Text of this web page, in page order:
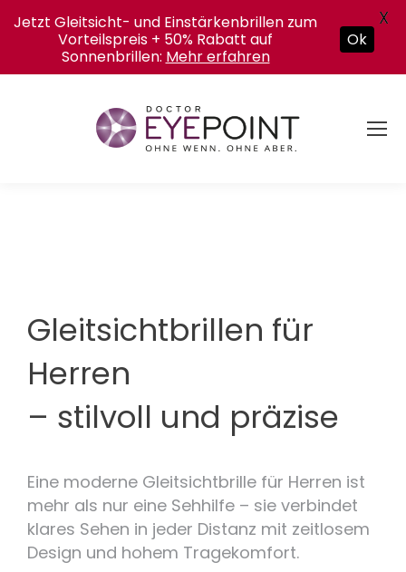
Gleitsichtbrillen für
Herren
– stilvoll und präzise
Eine moderne Gleitsichtbrille für Herren ist
mehr als nur eine Sehhilfe – sie verbindet
klares Sehen in jeder Distanz mit zeitlosem
Design und hohem Tragekomfort.
Jetzt Gleitsicht- und Einstärkenbrillen zum
Vorteilspreis + 50% Rabatt auf
Sonnenbrillen: Mehr erfahren
Ok
X